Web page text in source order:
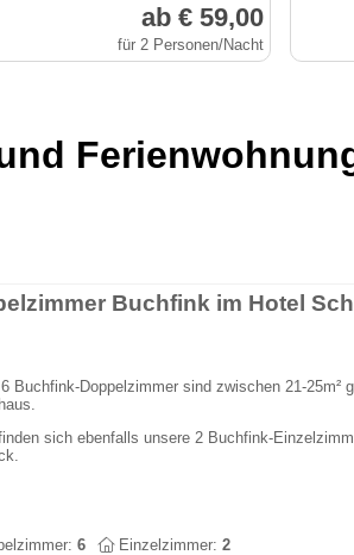
ab € 59,00
für 2 Personen/Nacht
Buchfink im Hotel
Buchfink-Doppelzimmer sind zwischen 21-25m²
sich ebenfalls unsere 2 Buchfink-
6 Einzelzimmer: 2